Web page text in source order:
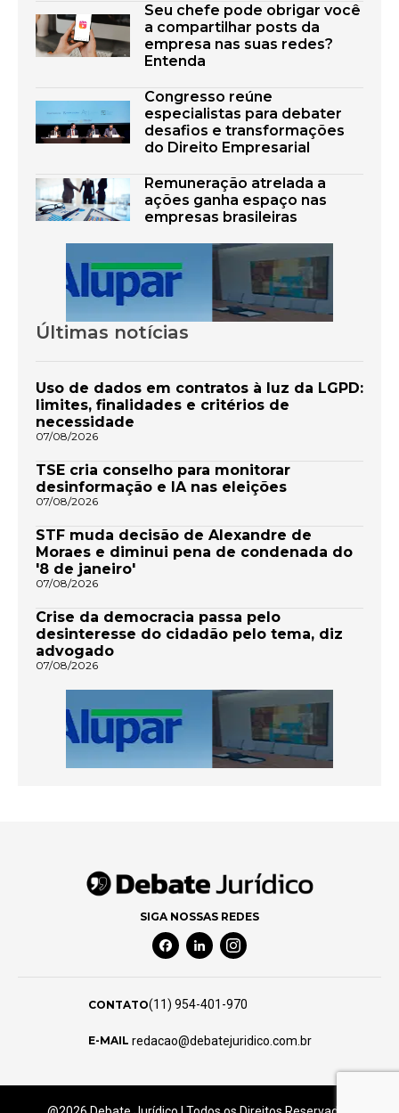
Seu chefe pode obrigar você
a compartilhar posts da
empresa nas suas redes?
Entenda
Congresso reúne
especialistas para debater
desafios e transformações
do Direito Empresarial
Remuneração atrelada a
ações ganha espaço nas
empresas brasileiras
Últimas notícias
Uso de dados em contratos à luz da LGPD:
limites, finalidades e critérios de
necessidade
07/08/2026
TSE cria conselho para monitorar
desinformação e IA nas eleições
07/08/2026
STF muda decisão de Alexandre de
Moraes e diminui pena de condenada do
'8 de janeiro'
07/08/2026
Crise da democracia passa pelo
desinteresse do cidadão pelo tema, diz
advogado
07/08/2026
SIGA NOSSAS REDES
Facebook Social Media
Linkedin Social Media
Instagram Social Media
CONTATO(11) 954-401-970
E-MAIL redacao@debatejuridico.com.br